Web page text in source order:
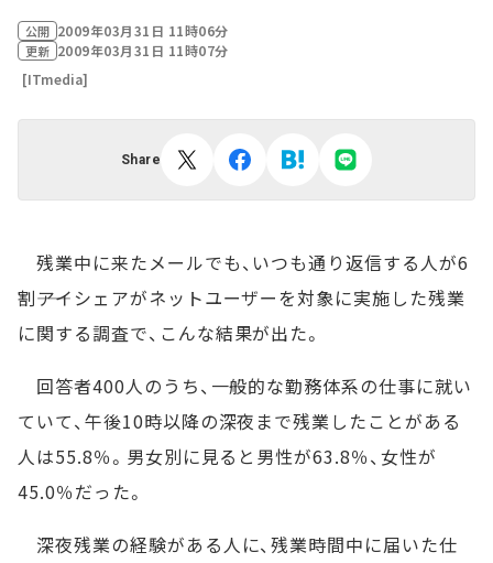
公開 2009年03月31日 11時06分
更新 2009年03月31日 11時07分
[ITmedia]
Share
残業中に来たメールでも、いつも通り返信する人が6
割――アイシェアがネットユーザーを対象に実施した残業
に関する調査で、こんな結果が出た。
回答者400人のうち、一般的な勤務体系の仕事に就い
ていて、午後10時以降の深夜まで残業したことがある
人は55.8％。男女別に見ると男性が63.8％、女性が
45.0％だった。
深夜残業の経験がある人に、残業時間中に届いた仕